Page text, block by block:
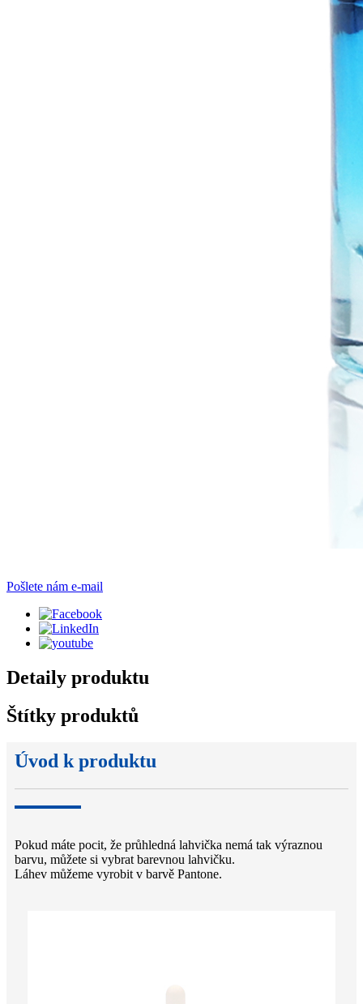
Pošlete nám e-mail
Detaily produktu
Štítky produktů
Úvod k produktu
Pokud máte pocit, že průhledná lahvička nemá tak výraznou
barvu, můžete si vybrat barevnou lahvičku.
Láhev můžeme vyrobit v barvě Pantone.